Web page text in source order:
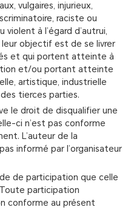
vulgaires, injurieux,
raciste ou
à l’égard d’autrui,
objectif est de se livrer
et qui portent atteinte à
et/ou portant atteinte
artistique, industrielle
tierces parties.
le droit de disqualifier une
ci n’est pas conforme
L’auteur de la
informé par l’organisateur
de participation que celle
participation
conforme au présent